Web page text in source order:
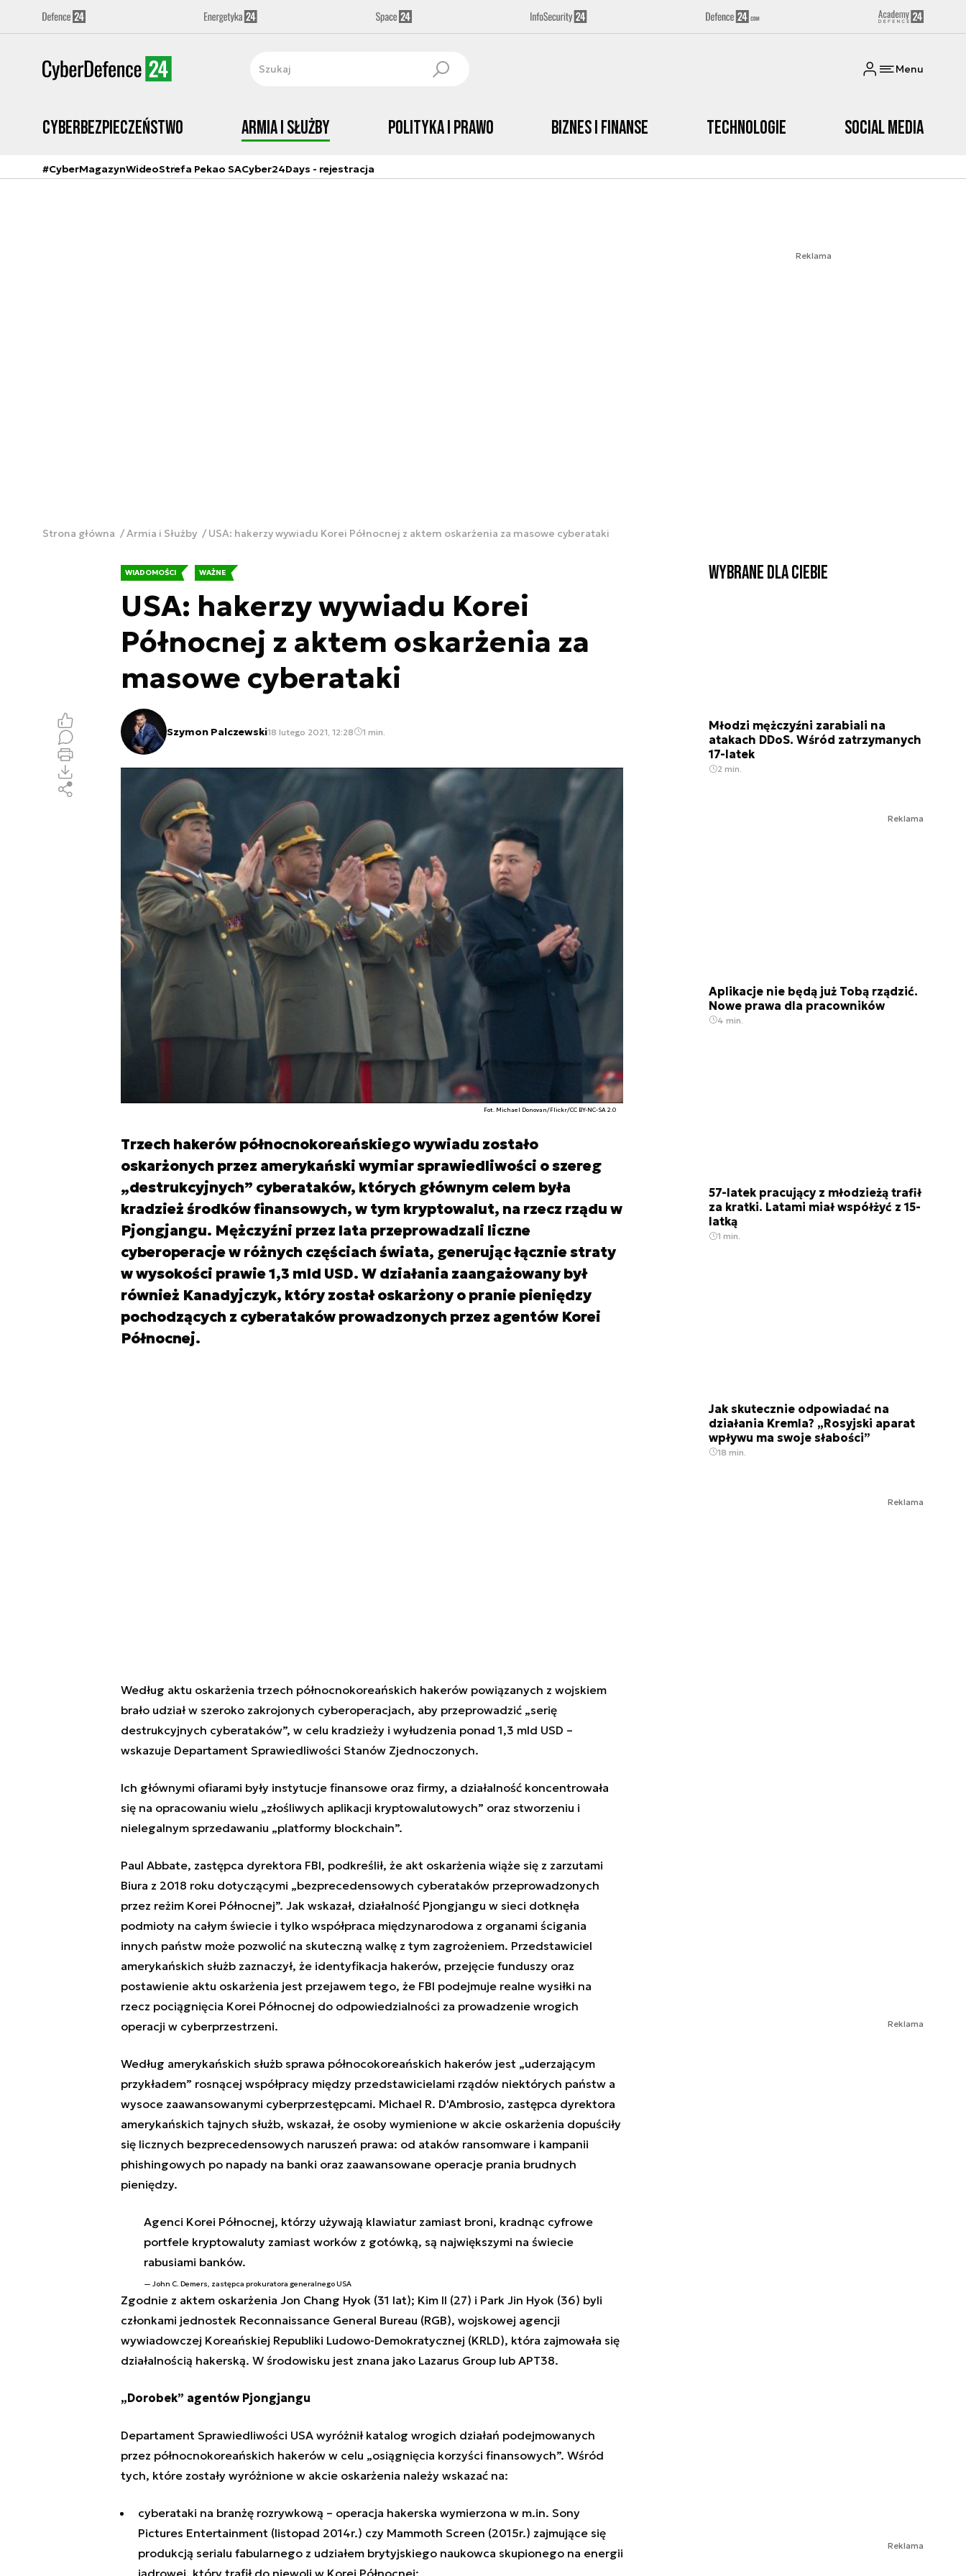
Menu
Cyberbezpieczeństwo Armia i Służby Polityka i prawo Biznes i Finanse Technologie Social media
#CyberMagazynWideoStrefa Pekao SACyber24Days - rejestracja
Reklama
Strona główna Armia i Służby USA: hakerzy wywiadu Korei Północnej z aktem oskarżenia za masowe cyberataki
WIADOMOŚCI WAŻNE
USA: hakerzy wywiadu Korei
Północnej z aktem oskarżenia za
masowe cyberataki
Szymon Palczewski18 lutego 2021, 12:28 1 min.
Fot. Michael Donovan/Flickr/CC BY-NC-SA 2.0
Trzech hakerów północnokoreańskiego wywiadu zostało
oskarżonych przez amerykański wymiar sprawiedliwości o szereg
„destrukcyjnych” cyberataków, których głównym celem była
kradzież środków finansowych, w tym kryptowalut, na rzecz rządu w
Pjongjangu. Mężczyźni przez lata przeprowadzali liczne
cyberoperacje w różnych częściach świata, generując łącznie straty
w wysokości prawie 1,3 mld USD. W działania zaangażowany był
również Kanadyjczyk, który został oskarżony o pranie pieniędzy
pochodzących z cyberataków prowadzonych przez agentów Korei
Północnej.
Według aktu oskarżenia trzech północnokoreańskich hakerów powiązanych z wojskiem
brało udział w szeroko zakrojonych cyberoperacjach, aby przeprowadzić „serię
destrukcyjnych cyberataków”, w celu kradzieży i wyłudzenia ponad 1,3 mld USD –
wskazuje Departament Sprawiedliwości Stanów Zjednoczonych.
Ich głównymi ofiarami były instytucje finansowe oraz firmy, a działalność koncentrowała
się na opracowaniu wielu „złośliwych aplikacji kryptowalutowych” oraz stworzeniu i
nielegalnym sprzedawaniu „platformy blockchain”.
Paul Abbate, zastępca dyrektora FBI, podkreślił, że akt oskarżenia wiąże się z zarzutami
Biura z 2018 roku dotyczącymi „bezprecedensowych cyberataków przeprowadzonych
przez reżim Korei Północnej”. Jak wskazał, działalność Pjongjangu w sieci dotknęła
podmioty na całym świecie i tylko współpraca międzynarodowa z organami ścigania
innych państw może pozwolić na skuteczną walkę z tym zagrożeniem. Przedstawiciel
amerykańskich służb zaznaczył, że identyfikacja hakerów, przejęcie funduszy oraz
postawienie aktu oskarżenia jest przejawem tego, że FBI podejmuje realne wysiłki na
rzecz pociągnięcia Korei Północnej do odpowiedzialności za prowadzenie wrogich
operacji w cyberprzestrzeni.
Według amerykańskich służb sprawa północokoreańskich hakerów jest „uderzającym
przykładem” rosnącej współpracy między przedstawicielami rządów niektórych państw a
wysoce zaawansowanymi cyberprzestępcami. Michael R. D'Ambrosio, zastępca dyrektora
amerykańskich tajnych służb, wskazał, że osoby wymienione w akcie oskarżenia dopuściły
się licznych bezprecedensowych naruszeń prawa: od ataków ransomware i kampanii
phishingowych po napady na banki oraz zaawansowane operacje prania brudnych
pieniędzy.
Agenci Korei Północnej, którzy używają klawiatur zamiast broni, kradnąc cyfrowe
portfele kryptowaluty zamiast worków z gotówką, są największymi na świecie
rabusiami banków.
John C. Demers, zastępca prokuratora generalnego USA
Zgodnie z aktem oskarżenia Jon Chang Hyok (31 lat); Kim Il (27) i Park Jin Hyok (36) byli
członkami jednostek Reconnaissance General Bureau (RGB), wojskowej agencji
wywiadowczej Koreańskiej Republiki Ludowo-Demokratycznej (KRLD), która zajmowała się
działalnością hakerską. W środowisku jest znana jako Lazarus Group lub APT38.
„Dorobek” agentów Pjongjangu
Departament Sprawiedliwości USA wyróżnił katalog wrogich działań podejmowanych
przez północnokoreańskich hakerów w celu „osiągnięcia korzyści finansowych”. Wśród
tych, które zostały wyróżnione w akcie oskarżenia należy wskazać na:
cyberataki na branżę rozrywkową – operacja hakerska wymierzona w m.in. Sony
Pictures Entertainment (listopad 2014r.) czy Mammoth Screen (2015r.) zajmujące się
produkcją serialu fabularnego z udziałem brytyjskiego naukowca skupionego na energii
jądrowej, który trafił do niewoli w Korei Północnej;
Wybrane dla Ciebie
Młodzi mężczyźni zarabiali na
atakach DDoS. Wśród zatrzymanych
17-latek
2 min.
Reklama
Aplikacje nie będą już Tobą rządzić.
Nowe prawa dla pracowników
4 min.
57-latek pracujący z młodzieżą trafił
za kratki. Latami miał współżyć z 15-
latką
1 min.
Jak skutecznie odpowiadać na
działania Kremla? „Rosyjski aparat
wpływu ma swoje słabości”
18 min.
Reklama
Reklama
Reklama